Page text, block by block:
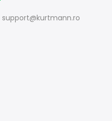
support@kurtmann.ro